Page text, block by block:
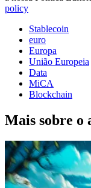
policy
Stablecoin
euro
Europa
União Europeia
Data
MiCA
Blockchain
Mais sobre o